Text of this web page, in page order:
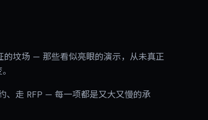
坟场 — 那些看似亮眼的演示，从未真正
、走 RFP — 每一项都是又大又慢的承